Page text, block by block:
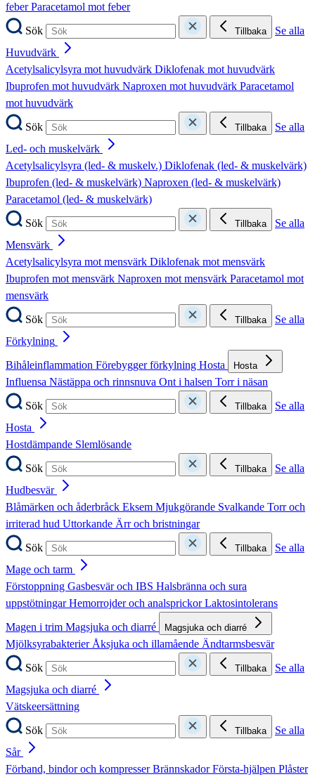
feberParacetamol mot feber
Sök
Tillbaka
Se alla
Huvudvärk
Acetylsalicylsyra mot huvudvärk Diklofenak mot huvudvärk
Ibuprofen mot huvudvärk Naproxen mot huvudvärk Paracetamol
mot huvudvärk
Sök
Tillbaka
Se alla
Led- och muskelvärk
Acetylsalicylsyra (led- & muskelv.) Diklofenak (led- & muskelvärk)
Ibuprofen (led- & muskelvärk) Naproxen (led- & muskelvärk)
Paracetamol (led- & muskelvärk)
Sök
Tillbaka
Se alla
Mensvärk
Acetylsalicylsyra mot mensvärk Diklofenak mot mensvärk
Ibuprofen mot mensvärk Naproxen mot mensvärk Paracetamol mot
mensvärk
Sök
Tillbaka
Se alla
Förkylning
Bihåleinflammation Förebygger förkylning Hosta Hosta
Influensa Nästäppa och rinnsnuva Ont i halsen Torr i näsan
Sök
Tillbaka
Se alla
Hosta
Hostdämpande Slemlösande
Sök
Tillbaka
Se alla
Hudbesvär
Blåmärken och åderbråck Eksem Mjukgörande Svalkande Torr och
irriterad hud Uttorkande Ärr och bristningar
Sök
Tillbaka
Se alla
Mage och tarm
Förstoppning Gasbesvär och IBS Halsbränna och sura
uppstötningarHemorrojder och analsprickorLaktosintolerans
Magen i trim Magsjuka och diarré Magsjuka och diarré
MjölksyrabakterierÅksjuka och illamående Ändtarmsbesvär
Sök
Tillbaka
Se alla
Magsjuka och diarré
Vätskeersättning
Sök
Tillbaka
Se alla
Sår
Förband, bindor och kompresserBrännskadorFörsta-hjälpen Plåster